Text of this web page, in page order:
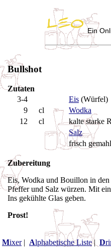
Ein
Bullshot
Zutaten
3-4
Eis (Würfel)
9
cl
Wodka
12
cl
kalte starke
Salz
frisch
Zubereitung
Eis, Wodka und Bouillon in
Pfeffer und Salz würzen. Mit
Ins gekühlte Glas geben.
Prost!
Mixer| Alphabetische Liste| D